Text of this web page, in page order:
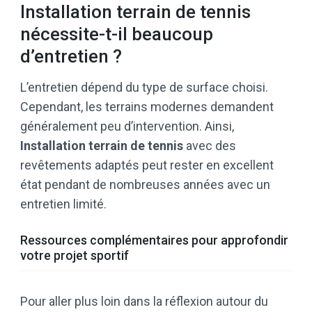
Installation terrain de tennis
nécessite-t-il beaucoup
d’entretien ?
L’entretien dépend du type de surface choisi.
Cependant, les terrains modernes demandent
généralement peu d’intervention. Ainsi,
Installation terrain de tennis avec des
revêtements adaptés peut rester en excellent
état pendant de nombreuses années avec un
entretien limité.
Ressources complémentaires pour approfondir
votre projet sportif
Pour aller plus loin dans la réflexion autour du